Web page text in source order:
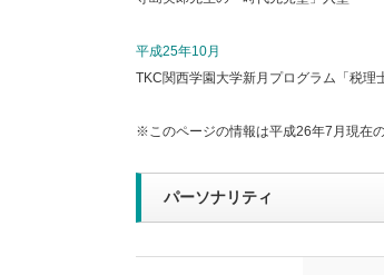
平成25年10月
TKC関西学園大学新月プログラム「税理
※このページの情報は平成26年7月現在
パーソナリティ